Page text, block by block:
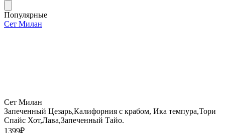
Популярные
Сет Милан
Сет Милан
Запеченный Цезарь,Калифорния с крабом, Ика темпура,Тори
Спайс Хот,Лава,Запеченный Тайо.
1399₽